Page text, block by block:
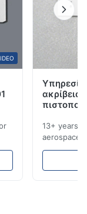
13+ years
aerospace,
instant